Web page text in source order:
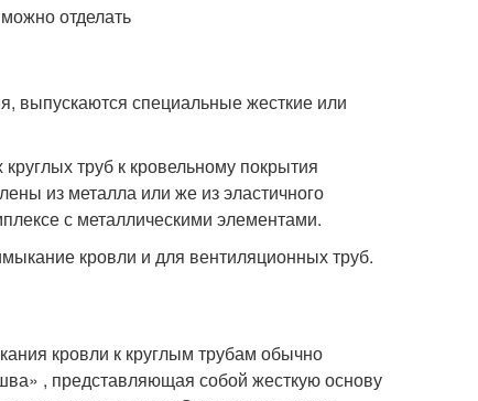
выпускаются специальные жесткие или
труб к кровельному покрытия
из металла или же из эластичного
с металлическими элементами.
кровли и для вентиляционных труб.
кровли к круглым трубам обычно
, представляющая собой жесткую основу